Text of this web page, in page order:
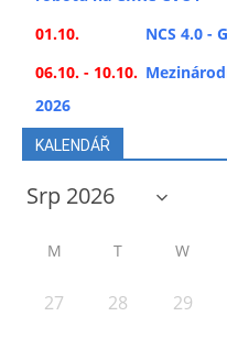
01.10.
NCS 4.0 -
06.10. - 10.10.
2026
KALENDÁŘ
M T W
27 28 29